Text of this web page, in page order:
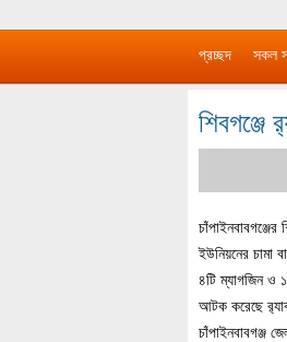
প্রচ্ছদ সকল
ইউনিয়নের চামা
৪টি ম্যাগজিন ও
আটক করেছে
চাঁপাইনবাবগঞ্জ